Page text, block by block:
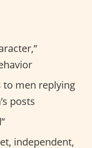
men replying
posts
independent,